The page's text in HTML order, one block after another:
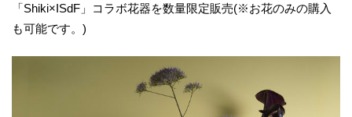
「Shiki×ISdF」コラボ花器を数量限定販売(※お花のみの購入
も可能です。)